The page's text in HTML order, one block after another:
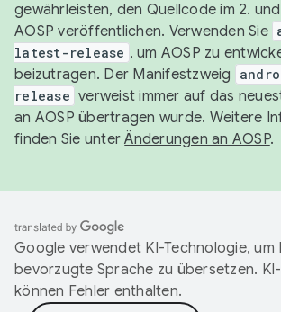
gewährleisten, den Quellcode im 2.
AOSP veröffentlichen. Verwenden Sie
latest-release , um AOSP zu
beizutragen. Der Manifestzweig
release verweist immer auf das
an AOSP übertragen wurde. Weitere
finden Sie unterÄnderungen an AOSP.
Google verwendet KI-Technologie, um
bevorzugte Sprache zu übersetzen.
können Fehler enthalten.